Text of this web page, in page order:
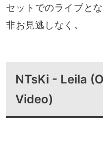
セットでのライブと
非お見逃しなく。
NTsKi - Leila
Video)